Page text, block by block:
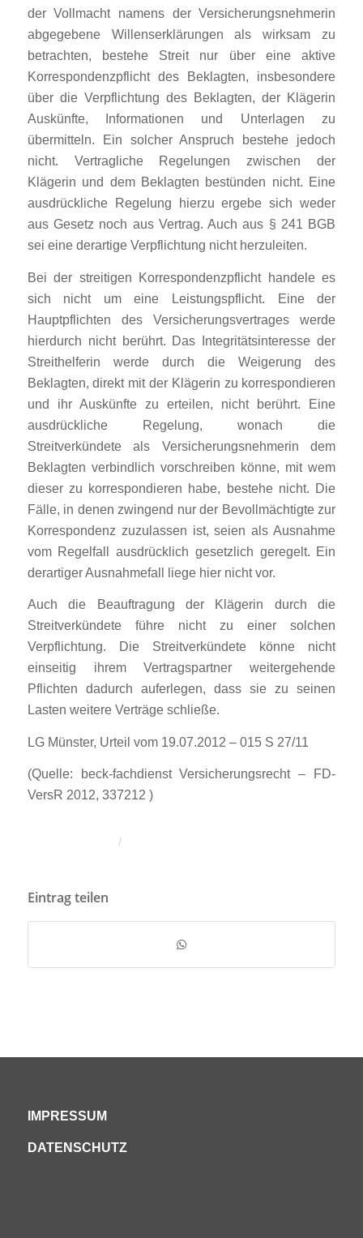
der Vollmacht namens der Versicherungsnehmerin
abgegebene Willenserklärungen als wirksam zu
betrachten, bestehe Streit nur über eine aktive
Korrespondenzpflicht des Beklagten, insbesondere
über die Verpflichtung des Beklagten, der Klägerin
Auskünfte, Informationen und Unterlagen zu
übermitteln. Ein solcher Anspruch bestehe jedoch
nicht. Vertragliche Regelungen zwischen der
Klägerin und dem Beklagten bestünden nicht. Eine
ausdrückliche Regelung hierzu ergebe sich weder
aus Gesetz noch aus Vertrag. Auch aus § 241 BGB
sei eine derartige Verpflichtung nicht herzuleiten.
Bei der streitigen Korrespondenzpflicht handele es
sich nicht um eine Leistungspflicht. Eine der
Hauptpflichten des Versicherungsvertrages werde
hierdurch nicht berührt. Das Integritätsinteresse der
Streithelferin werde durch die Weigerung des
Beklagten, direkt mit der Klägerin zu korrespondieren
und ihr Auskünfte zu erteilen, nicht berührt. Eine
ausdrückliche Regelung, wonach die
Streitverkündete als Versicherungsnehmerin dem
Beklagten verbindlich vorschreiben könne, mit wem
dieser zu korrespondieren habe, bestehe nicht. Die
Fälle, in denen zwingend nur der Bevollmächtigte zur
Korrespondenz zuzulassen ist, seien als Ausnahme
vom Regelfall ausdrücklich gesetzlich geregelt. Ein
derartiger Ausnahmefall liege hier nicht vor.
Auch die Beauftragung der Klägerin durch die
Streitverkündete führe nicht zu einer solchen
Verpflichtung. Die Streitverkündete könne nicht
einseitig ihrem Vertragspartner weitergehende
Pflichten dadurch auferlegen, dass sie zu seinen
Lasten weitere Verträge schließe.
LG Münster, Urteil vom 19.07.2012 – 015 S 27/11
(Quelle: beck-fachdienst Versicherungsrecht – FD-
VersR 2012, 337212 )
/
Eintrag teilen
IMPRESSUM
DATENSCHUTZ